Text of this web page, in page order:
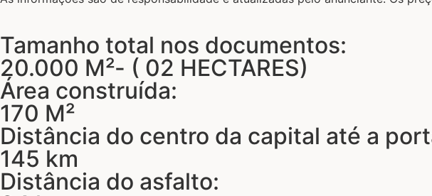
Tamanho total nos documentos:
20.000 M²- ( 02 HECTARES)
Área construída:
170 M²
Distância do centro da capital até a
145 km
Distância do asfalto: